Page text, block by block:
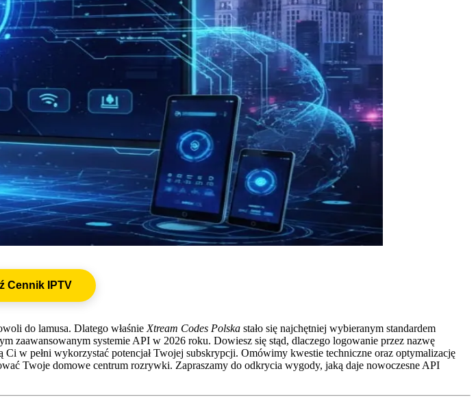
Cennik IPTV
do lamusa. Dlatego właśnie Xtream Codes Polska stało się najchętniej wybieranym standardem
zaawansowanym systemie API w 2026 roku. Dowiesz się stąd, dlaczego logowanie przez nazwę
w pełni wykorzystać potencjał Twojej subskrypcji. Omówimy kwestie techniczne oraz optymalizację
Twoje domowe centrum rozrywki. Zapraszamy do odkrycia wygody, jaką daje nowoczesne API